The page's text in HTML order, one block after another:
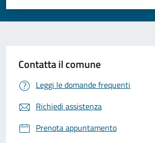
Valuta 5 stelle su 5
Valuta 4 stelle su 5
Valuta 3 stelle su 5
Valuta 2 stelle su 5
Valuta 1 stelle su 5
Contatta il comune
Leggi le domande frequenti
Richiedi assistenza
Prenota appuntamento